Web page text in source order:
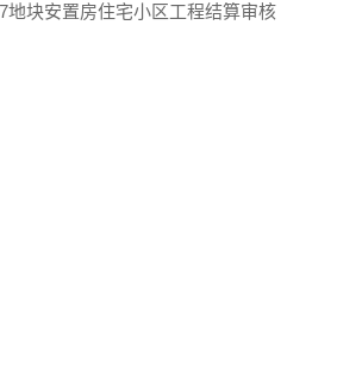
地块安置房住宅小区工程结算审核